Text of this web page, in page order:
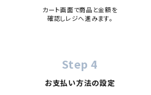
カート画面で商品と金額を
確認しレジへ進みます。
Step 4
お支払い方法の設定